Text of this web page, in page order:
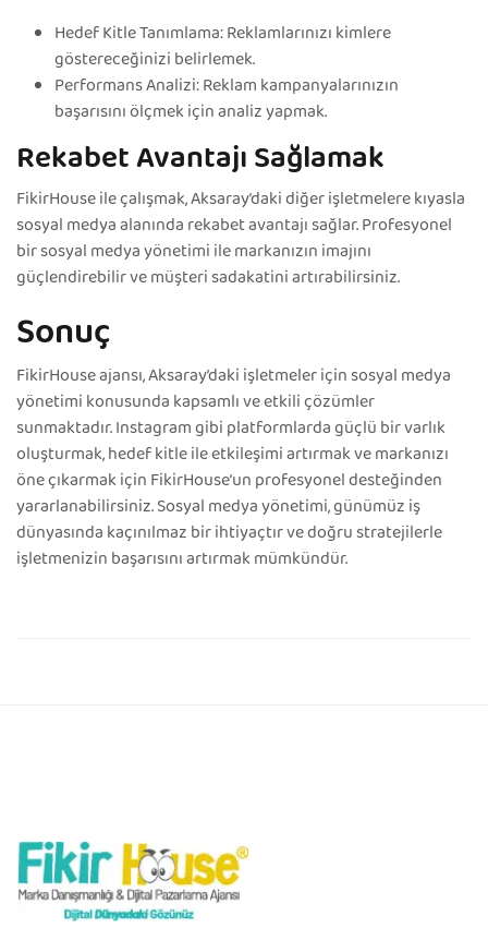
Hedef Kitle Tanımlama: Reklamlarınızı kimlere
göstereceğinizi belirlemek.
Performans Analizi: Reklam kampanyalarınızın
başarısını ölçmek için analiz yapmak.
Rekabet Avantajı Sağlamak
FikirHouse ile çalışmak, Aksaray’daki diğer işletmelere kıyasla
sosyal medya alanında rekabet avantajı sağlar. Profesyonel
bir sosyal medya yönetimi ile markanızın imajını
güçlendirebilir ve müşteri sadakatini artırabilirsiniz.
Sonuç
FikirHouse ajansı, Aksaray’daki işletmeler için sosyal medya
yönetimi konusunda kapsamlı ve etkili çözümler
sunmaktadır. Instagram gibi platformlarda güçlü bir varlık
oluşturmak, hedef kitle ile etkileşimi artırmak ve markanızı
öne çıkarmak için FikirHouse’un profesyonel desteğinden
yararlanabilirsiniz. Sosyal medya yönetimi, günümüz iş
dünyasında kaçınılmaz bir ihtiyaçtır ve doğru stratejilerle
işletmenizin başarısını artırmak mümkündür.